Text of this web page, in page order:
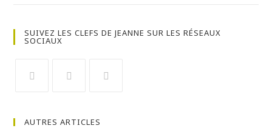
SUIVEZ LES CLEFS DE JEANNE SUR LES RÉSEAUX
SOCIAUX
a
a
a
AUTRES ARTICLES